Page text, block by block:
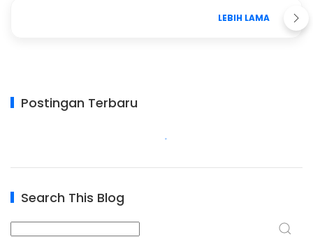
LEBIH LAMA
Postingan Terbaru
Search This Blog